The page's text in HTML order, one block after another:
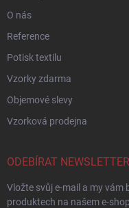
O nás
Reference
Potisk textilu
Vzorky zdarma
Objemové slevy
Vzorková prodejna
ODEBÍRAT NEWSLETTER
Vložte svůj e-mail a my vám
produktech na našem e-